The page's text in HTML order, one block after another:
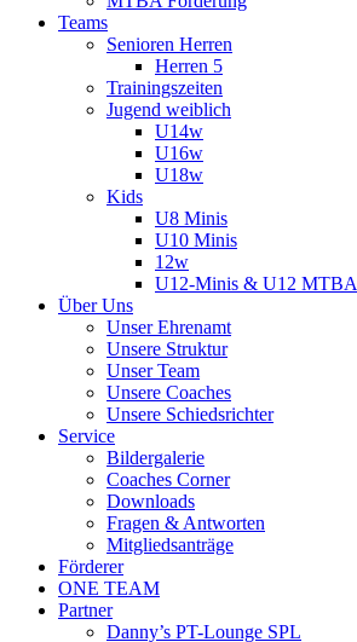
Teams
Senioren Herren
Herren 5
Trainingszeiten
Jugend weiblich
U14w
U16w
U18w
Kids
U8 Minis
U10 Minis
12w
U12-Minis & U12 MTBA
Über Uns
Unser Ehrenamt
Unsere Struktur
Unser Team
Unsere Coaches
Unsere Schiedsrichter
Service
Bildergalerie
Coaches Corner
Downloads
Fragen & Antworten
Mitgliedsanträge
Förderer
ONE TEAM
Partner
Danny’s PT-Lounge SPL